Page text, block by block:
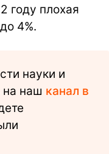
году плохая
4%.
науки и
на наш канал в